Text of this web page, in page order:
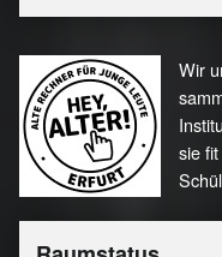
Wir
sie